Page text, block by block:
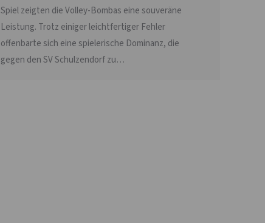
Spiel zeigten die Volley-Bombas eine souveräne
Leistung. Trotz einiger leichtfertiger Fehler
offenbarte sich eine spielerische Dominanz, die
gegen den SV Schulzendorf zu…